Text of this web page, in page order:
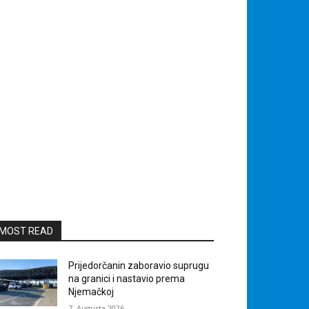
READ
Prijedorčanin zaboravio suprugu
na granici i nastavio prema
Njemačkoj